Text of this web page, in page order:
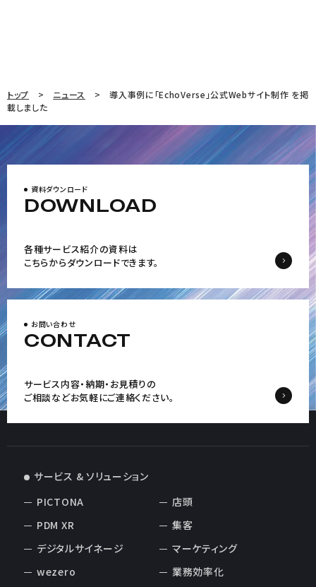
トップ ニュース
導入事例に「EchoVerse」公式Webサイト制作 を掲
載しました
資料ダウンロード
DOWNLOAD
各種サービス紹介の資料は
こちらからダウンロードできます。
お問い合わせ
CONTACT
サービス内容・納期・お見積りの
ご相談などお気軽にご連絡ください。
サービス & ソリューション
PICTONA
PDM XR
デジタルサイネージ
wezero
店頭
集客
マーケティング
業務効率化